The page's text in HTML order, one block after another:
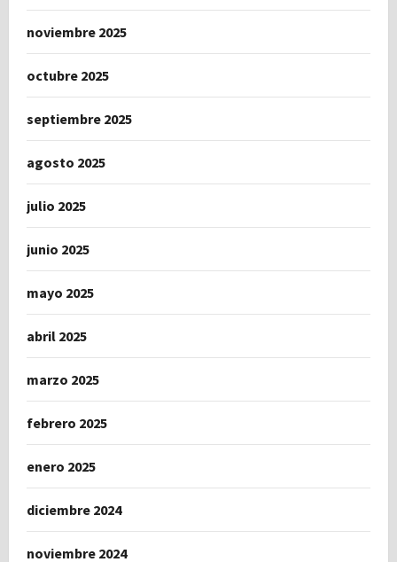
noviembre 2025
octubre 2025
septiembre 2025
agosto 2025
julio 2025
junio 2025
mayo 2025
abril 2025
marzo 2025
febrero 2025
enero 2025
diciembre 2024
noviembre 2024